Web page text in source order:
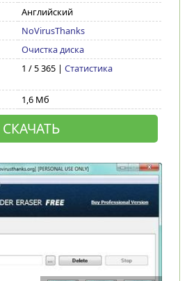
Английский
NoVirusThanks
Очистка диска
1 / 5 365 | Статистика
1,6 Мб
СКАЧАТЬ